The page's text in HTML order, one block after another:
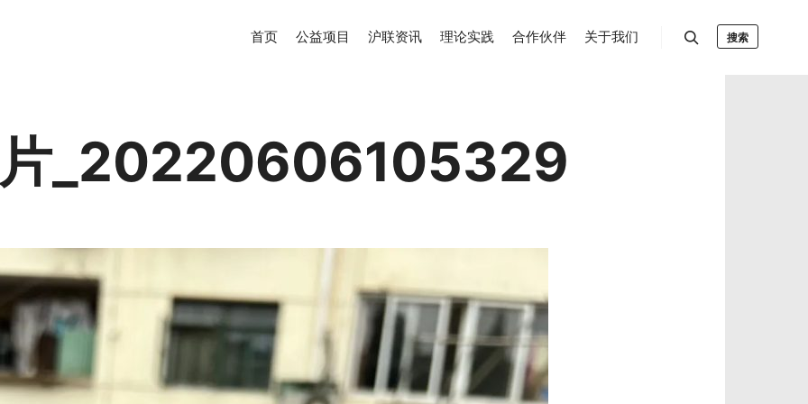
首页 公益项目 沪联资讯 理论实践 合作伙伴 关于我们 搜索
_20220606105329